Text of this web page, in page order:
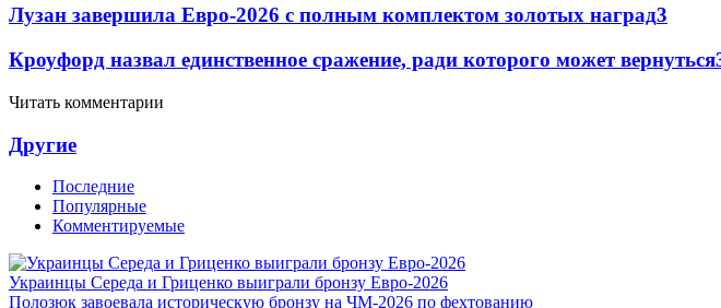
Лузан завершила Евро-2026 с полным комплектом золотых наград3
Кроуфорд назвал единственное сражение, ради которого может вернуться
Читать комментарии
Другие
Последние
Популярные
Комментируемые
Украинцы Середа и Гриценко выиграли бронзу Евро-2026
Полозюк завоевала историческую бронзу на ЧМ-2026 по фехтованию